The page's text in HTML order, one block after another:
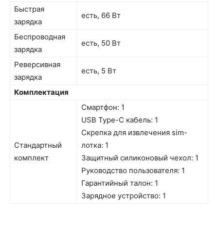
Быстрая
зарядка
есть, 66 Вт
Беспроводная
зарядка
есть, 50 Вт
Реверсивная
зарядка
есть, 5 Вт
Комплектация
Стандартный
комплект
Смартфон: 1
USB Type-C кабель: 1
Скрепка для извлечения sim-
лотка: 1
Защитный силиконовый чехол: 1
Руководство пользователя: 1
Гарантийный талон: 1
Зарядное устройство: 1